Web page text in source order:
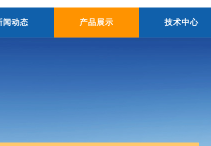
闻动态 产品展示 技术中心